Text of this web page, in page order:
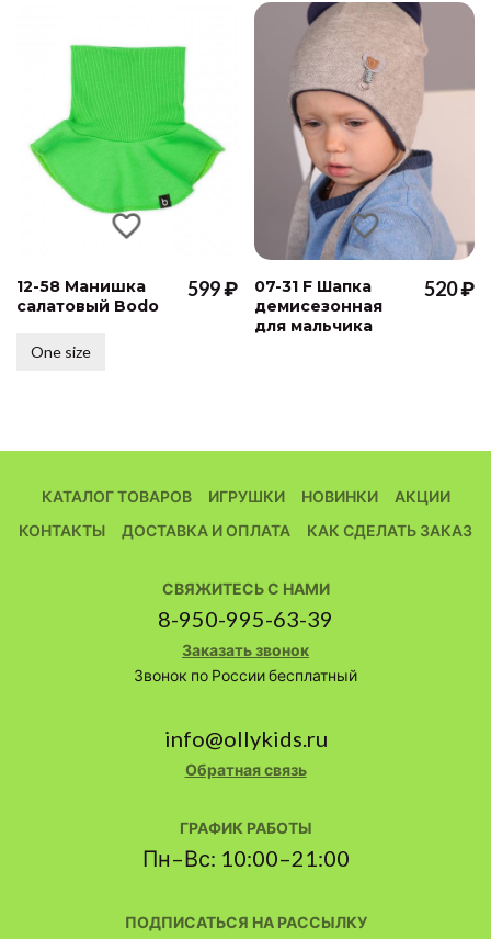
12-58 Манишка
салатовый Bodo
599 ₽
One size
07-31 F Шапка
демисезонная
для мальчика
520 ₽
КАТАЛОГ ТОВАРОВ ИГРУШКИ НОВИНКИ
АКЦИИ
КОНТАКТЫ
ДОСТАВКА И ОПЛАТА КАК СДЕЛАТЬ ЗАКАЗ
ПОДПИСАТЬСЯ НА РАССЫЛКУ
СВЯЖИТЕСЬ С НАМИ
8-950-995-63-39
Заказать звонок
Звонок по России бесплатный
info@ollykids.ru
Обратная связь
ГРАФИК РАБОТЫ
Пн–Вс: 10:00–21:00